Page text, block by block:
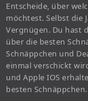
Entscheide, über
möchtest. Selbst die
Vergnügen. Du hast
über die besten
Schnäppchen und
einmal verschickt
und Apple IOS
besten Schnäppchen.